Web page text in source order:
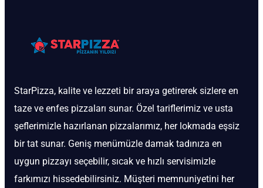
StarPizza, kalite ve lezzeti bir araya getirerek sizlere en
taze ve enfes pizzaları sunar. Özel tariflerimiz ve usta
şeflerimizle hazırlanan pizzalarımız, her lokmada eşsiz
bir tat sunar. Geniş menümüzle damak tadınıza en
uygun pizzayı seçebilir, sıcak ve hızlı servisimizle
farkımızı hissedebilirsiniz. Müşteri memnuniyetini her